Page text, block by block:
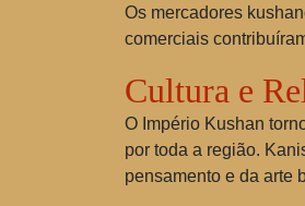
Os mercadores
comerciais
Cultura e
O Império Kushan
por toda a região.
pensamento e da arte